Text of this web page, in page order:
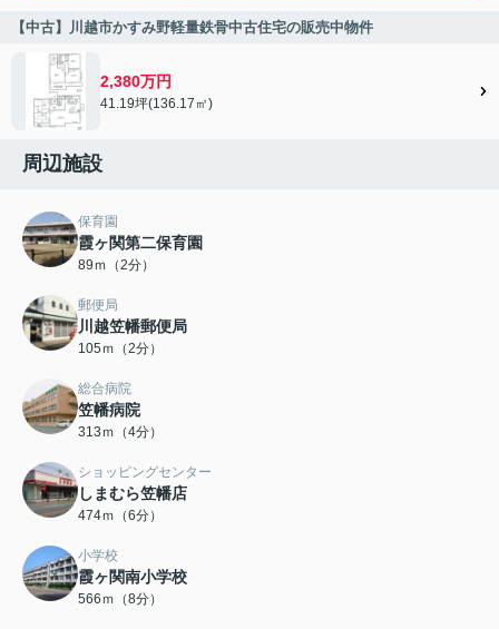
【中古】川越市かすみ野軽量鉄骨中古住宅の販売中物件
2,380万円
41.19坪(136.17㎡)
周辺施設
保育園
霞ヶ関第二保育園
89ｍ（2分）
郵便局
川越笠幡郵便局
105ｍ（2分）
総合病院
笠幡病院
313ｍ（4分）
ショッピングセンター
しまむら笠幡店
474ｍ（6分）
小学校
霞ヶ関南小学校
566ｍ（8分）